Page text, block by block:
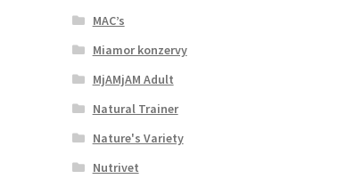
MAC’s
Miamor konzervy
MjAMjAM Adult
Natural Trainer
Nature's Variety
Nutrivet